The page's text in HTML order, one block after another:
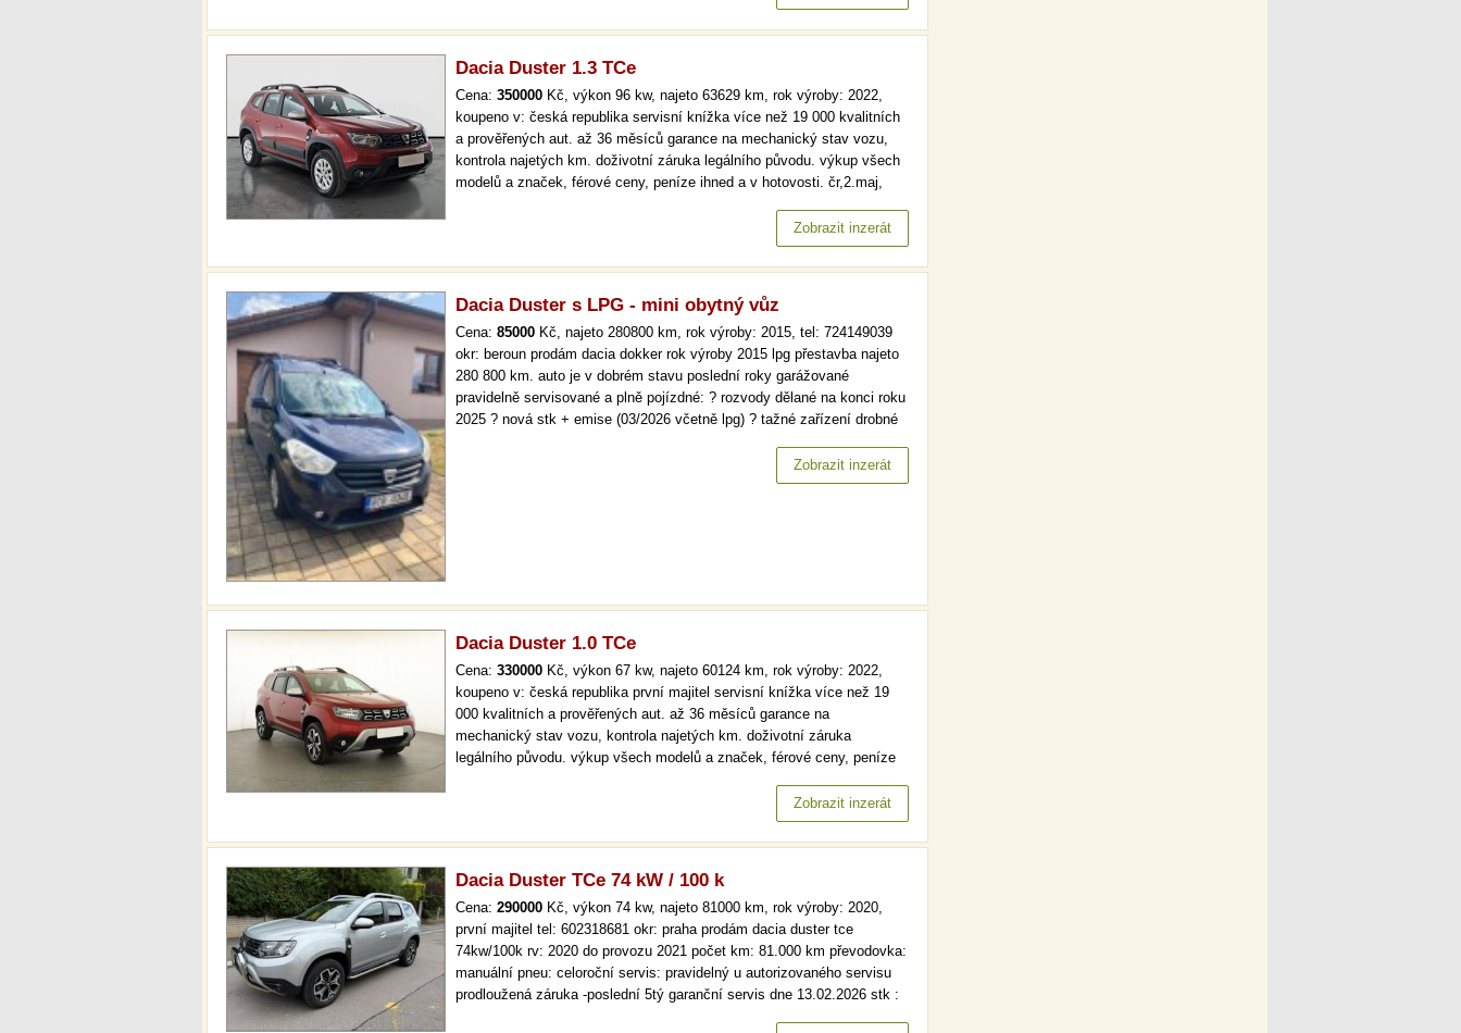
Dacia Duster 1.3 TCe
Cena: 350000 Kč, výkon 96 kw, najeto 63629 km, rok výroby: 2022,
koupeno v: česká republika servisní knížka více než 19 000 kvalitních
a prověřených aut. až 36 měsíců garance na mechanický stav vozu,
kontrola najetých km. doživotní záruka legálního původu. výkup všech
modelů a značek, férové ceny, peníze ihned a v hotovosti. čr,2.maj,
36 měsíců garance na mechanický stav vozu, kontrola…Zobrazit inzerát
Dacia Duster s LPG - mini obytný vůz
Cena: 85000 Kč, najeto 280800 km, rok výroby: 2015, tel: 724149039
okr: beroun prodám dacia dokker rok výroby 2015 lpg přestavba najeto
280 800 km. auto je v dobrém stavu poslední roky garážované
pravidelně servisované a plně pojízdné: ? rozvody dělané na konci roku
2025 ? nová stk + emise (03/2026 včetně lpg) ? tažné zařízení drobné
Zobrazit inzerát
Dacia Duster 1.0 TCe
Cena: 330000 Kč, výkon 67 kw, najeto 60124 km, rok výroby: 2022,
koupeno v: česká republika první majitel servisní knížka více než 19
000 kvalitních a prověřených aut. až 36 měsíců garance na
mechanický stav vozu, kontrola najetých km. doživotní záruka
legálního původu. výkup všech modelů a značek, férové ceny, peníze
kvalitních a prověřených aut. až 36 měsíců garance na mechanický
Zobrazit inzerát
Dacia Duster TCe 74 kW / 100 k
Cena: 290000 Kč, výkon 74 kw, najeto 81000 km, rok výroby: 2020,
první majitel tel: 602318681 okr: praha prodám dacia duster tce
74kw/100k rv: 2020 do provozu 2021 počet km: 81.000 km převodovka:
manuální pneu: celoroční servis: pravidelný u autorizovaného servisu
prodloužená záruka -poslední 5tý garanční servis dne 13.02.2026 stk :